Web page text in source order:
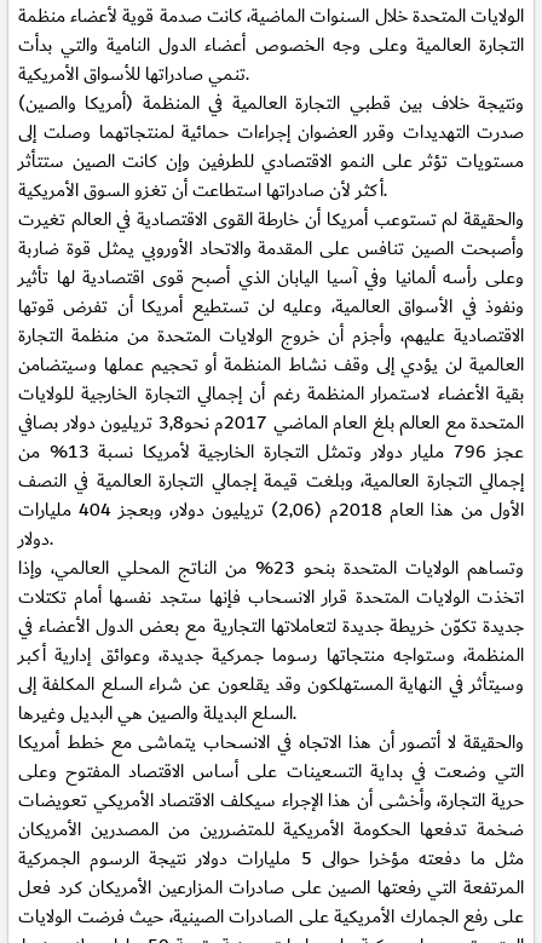
الولايات المتحدة خلال السنوات الماضية، كانت صدمة قوية لأعضاء منظمة
التجارة العالمية وعلى وجه الخصوص أعضاء الدول النامية والتي بدأت
تنمي صادراتها للأسواق الأمريكية.
ونتيجة خلاف بين قطبي التجارة العالمية في المنظمة (أمريكا والصين)
صدرت التهديدات وقرر العضوان إجراءات حمائية لمنتجاتهما وصلت إلى
مستويات تؤثر على النمو الاقتصادي للطرفين وإن كانت الصين ستتأثر
أكثر لأن صادراتها استطاعت أن تغزو السوق الأمريكية.
والحقيقة لم تستوعب أمريكا أن خارطة القوى الاقتصادية في العالم تغيرت
وأصبحت الصين تنافس على المقدمة والاتحاد الأوروبي يمثل قوة ضاربة
وعلى رأسه ألمانيا وفي آسيا اليابان الذي أصبح قوى اقتصادية لها تأثير
ونفوذ في الأسواق العالمية، وعليه لن تستطيع أمريكا أن تفرض قوتها
الاقتصادية عليهم، وأجزم أن خروج الولايات المتحدة من منظمة التجارة
العالمية لن يؤدي إلى وقف نشاط المنظمة أو تحجيم عملها وسيتضامن
بقية الأعضاء لاستمرار المنظمة رغم أن إجمالي التجارة الخارجية للولايات
المتحدة مع العالم بلغ العام الماضي 2017م نحو3,8 تريليون دولار بصافي
عجز 796 مليار دولار وتمثل التجارة الخارجية لأمريكا نسبة 13% من
إجمالي التجارة العالمية، وبلغت قيمة إجمالي التجارة العالمية في النصف
الأول من هذا العام 2018م (2,06) تريليون دولار، وبعجز 404 مليارات
دولار.
وتساهم الولايات المتحدة بنحو 23% من الناتج المحلي العالمي، وإذا
اتخذت الولايات المتحدة قرار الانسحاب فإنها ستجد نفسها أمام تكتلات
جديدة تكوّن خريطة جديدة لتعاملاتها التجارية مع بعض الدول الأعضاء في
المنظمة، وستواجه منتجاتها رسوما جمركية جديدة، وعوائق إدارية أكبر
وسيتأثر في النهاية المستهلكون وقد يقلعون عن شراء السلع المكلفة إلى
السلع البديلة والصين هي البديل وغيرها.
والحقيقة لا أتصور أن هذا الاتجاه في الانسحاب يتماشى مع خطط أمريكا
التي وضعت في بداية التسعينات على أساس الاقتصاد المفتوح وعلى
حرية التجارة، وأخشى أن هذا الإجراء سيكلف الاقتصاد الأمريكي تعويضات
ضخمة تدفعها الحكومة الأمريكية للمتضررين من المصدرين الأمريكان
مثل ما دفعته مؤخرا حوالى 5 مليارات دولار نتيجة الرسوم الجمركية
المرتفعة التي رفعتها الصين على صادرات المزارعين الأمريكان كرد فعل
على رفع الجمارك الأمريكية على الصادرات الصينية، حيث فرضت الولايات